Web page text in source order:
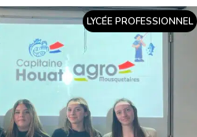
LYCÉE PROFESSIONNEL